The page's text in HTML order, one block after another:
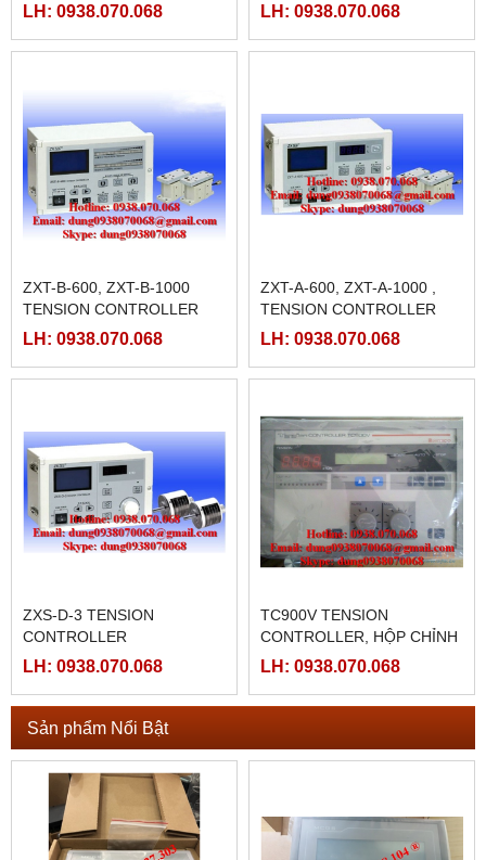
LH: 0938.070.068 LH: 0938.070.068
ZXT-B-600, ZXT-B-1000
TENSION CONTROLLER
ZXTEC
LH: 0938.070.068
ZXT-A-600, ZXT-A-1000 ,
TENSION CONTROLLER
ZXTEC
LH: 0938.070.068
ZXS-D-3 TENSION
CONTROLLER
LH: 0938.070.068
TC900V TENSION
CONTROLLER, HỘP CHỈNH
LỰC CĂNG TC900V
LH: 0938.070.068
Sản phẩm Nổi Bật